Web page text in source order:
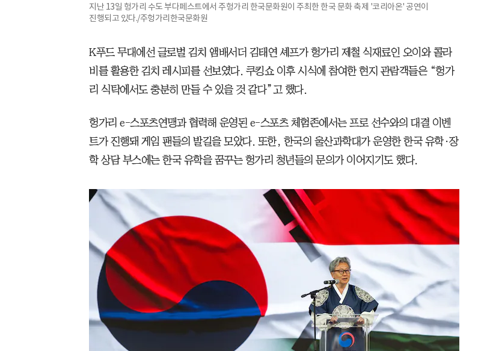
지난 13일 헝가리 수도 부다페스트에서 주헝가리 한국문화원이 주최한 한국 문화 축제 '코리아온' 공연이
진행되고 있다./주헝가리한국문화원
K푸드 무대에선 글로벌 김치 앰배서더 김태연 셰프가 헝가리 제철 식재료인 오이와 콜라
비를 활용한 김치 레시피를 선보였다. 쿠킹쇼 이후 시식에 참여한 현지 관람객들은 “헝가
리 식탁에서도 충분히 만들 수 있을 것 같다”고 했다.
헝가리 e-스포츠연맹과 협력해 운영된 e-스포츠 체험존에서는 프로 선수와의 대결 이벤
트가 진행돼 게임 팬들의 발길을 모았다. 또한, 한국의 울산과학대가 운영한 한국 유학·장
학 상담 부스에는 한국 유학을 꿈꾸는 헝가리 청년들의 문의가 이어지기도 했다.